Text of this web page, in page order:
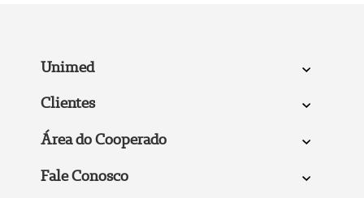
Unimed
Clientes
Área do Cooperado
Fale Conosco